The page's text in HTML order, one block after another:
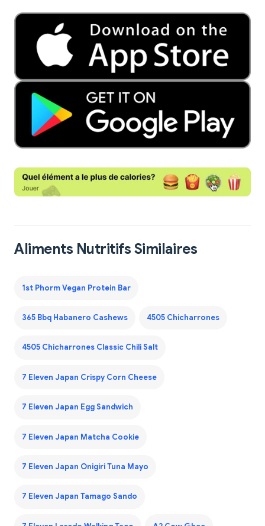
Aliments Nutritifs Similaires
1st Phorm Vegan Protein Bar
365 Bbq Habanero Cashews 4505 Chicharrones
4505 Chicharrones Classic Chili Salt
7 Eleven Japan Crispy Corn Cheese
7 Eleven Japan Egg Sandwich
7 Eleven Japan Matcha Cookie
7 Eleven Japan Onigiri Tuna Mayo
7 Eleven Japan Tamago Sando